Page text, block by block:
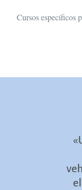
Cursos específicos
el